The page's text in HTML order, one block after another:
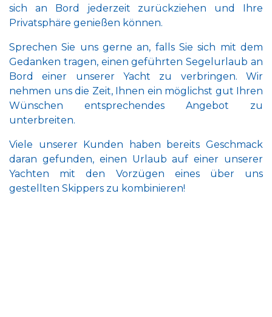
sich an Bord jederzeit zurückziehen und Ihre
Privatsphäre genießen können.
Sprechen Sie uns gerne an, falls Sie sich mit dem
Gedanken tragen, einen geführten Segelurlaub an
Bord einer unserer Yacht zu verbringen. Wir
nehmen uns die Zeit, Ihnen ein möglichst gut Ihren
Wünschen entsprechendes Angebot zu
unterbreiten.
Viele unserer Kunden haben bereits Geschmack
daran gefunden, einen Urlaub auf einer unserer
Yachten mit den Vorzügen eines über uns
gestellten Skippers zu kombinieren!